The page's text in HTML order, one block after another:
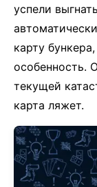
успели
карту
особенность.
текущей
карта ляжет.